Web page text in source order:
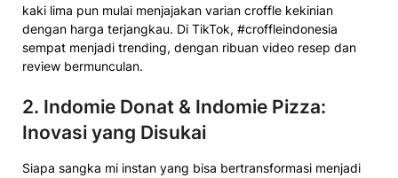
kaki lima pun mulai menjajakan varian croffle kekinian
dengan harga terjangkau. Di TikTok, #croffleindonesia
sempat menjadi trending, dengan ribuan video resep dan
review bermunculan.
2. Indomie Donat & Indomie Pizza:
Inovasi yang Disukai
Siapa sangka mi instan yang bisa bertransformasi menjadi